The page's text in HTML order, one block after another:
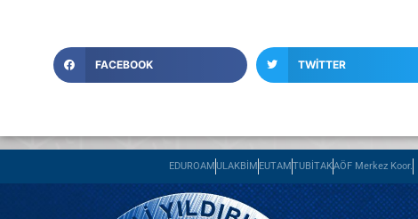
FACEBOOK TWITTER
EDUROAMULAKBİM EUTAMTUBİTAKAÖF Merkez Koor.